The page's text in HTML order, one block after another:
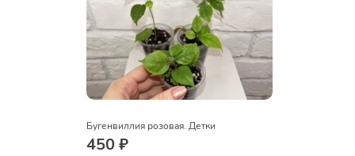
Бугенвиллия розовая. Детки
450 ₽